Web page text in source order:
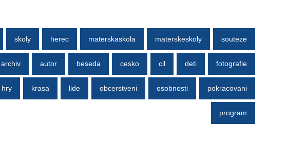
skoly herec materskaskola materskeskoly souteze
archiv autor beseda cesko cil deti fotografie
hry krasa lide obcerstveni osobnosti pokracovani
program